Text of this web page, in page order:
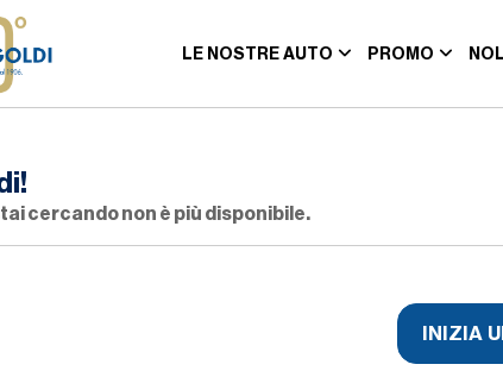
LE NOSTRE AUTO PROMO
cercando non è più disponibile.
INIZIA